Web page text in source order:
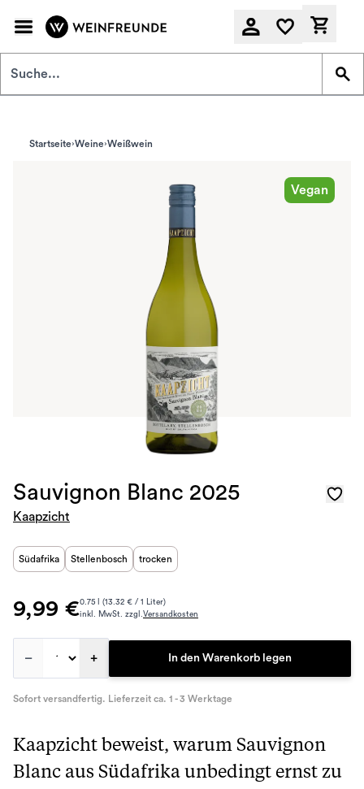
Startseite Weine Weißwein
Vegan
Sauvignon Blanc 2025
Kaapzicht
Südafrika Stellenbosch trocken
9,99 €0.75 l (13.32 € / 1 Liter)
inkl. MwSt. zzgl.Versandkosten
– + In den Warenkorb legen
Sofort versandfertig. Lieferzeit ca. 1 - 3 Werktage
Kaapzicht beweist, warum Sauvignon
Blanc aus Südafrika unbedingt ernst zu